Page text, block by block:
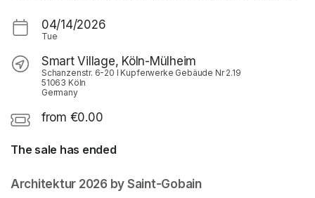
04/14/2026
Tue
Smart Village, Köln-Mülheim
Schanzenstr. 6-20 I Kupferwerke Gebäude Nr 2.19
51063 Köln
Germany
from €0.00
The sale has ended
Architektur 2026 by Saint-Gobain